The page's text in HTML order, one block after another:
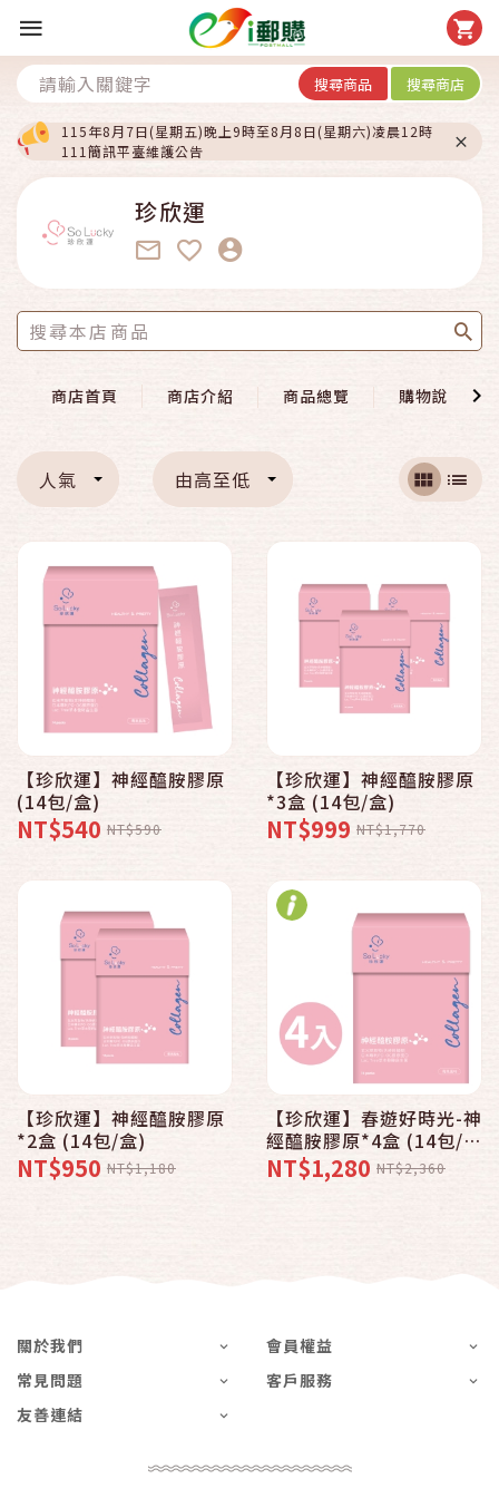
搜尋商品 搜尋商店
115年8月7日(星期五)晚上9時至8月8日(星期六)凌晨12時
111簡訊平臺維護公告
珍欣運
商店首頁 商店介紹 商品總覽 購物說明
人氣 由高至低
【珍欣運】神經醯胺膠原
(14包/盒)
NT$540 NT$590
【珍欣運】神經醯胺膠原
*3盒 (14包/盒)
NT$999 NT$1,770
【珍欣運】神經醯胺膠原
*2盒 (14包/盒)
NT$950 NT$1,180
【珍欣運】春遊好時光-神
經醯胺膠原*4盒 (14包/
盒)
NT$1,280 NT$2,360
關於我們
會員權益
常見問題
客戶服務
友善連結